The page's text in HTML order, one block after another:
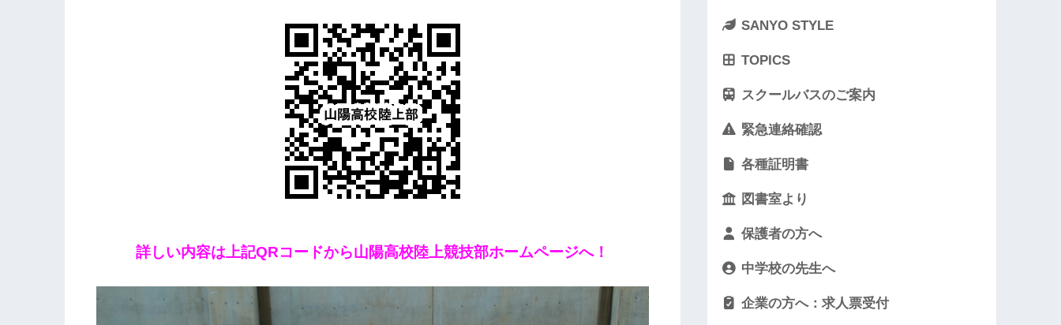
詳しい内容は上記QRコードから山陽高校陸上競技部ホームページへ！
SANYO STYLE
TOPICS
スクールバスのご案内
緊急連絡確認
各種証明書
図書室より
保護者の方へ
中学校の先生へ
企業の方へ：求人票受付